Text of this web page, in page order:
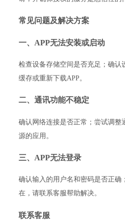
常见问题及解决方案
一、APP无法安装或启动
检查设备存储空间是否充足；确
缓存或重新下载APP。
二、通讯功能不稳定
确认网络连接是否正常；尝试调
源的应用。
三、APP无法登录
确认输入的用户名和密码是否正确
在，请联系客服帮助解决。
联系客服